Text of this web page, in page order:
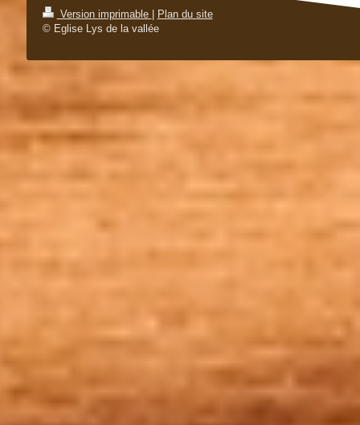
Version imprimable
Plan du site
© Eglise Lys de la vallée